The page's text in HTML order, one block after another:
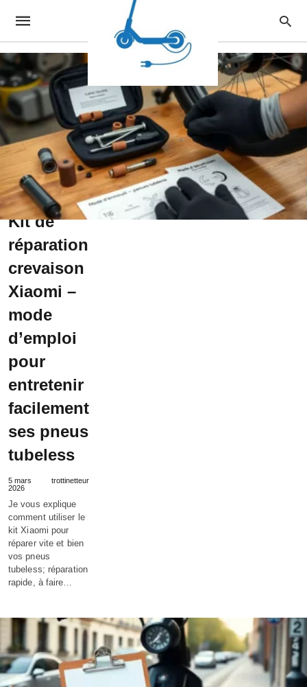
XIAOMI
Kit de
réparation
crevaison
Xiaomi –
mode
d’emploi
pour
entretenir
facilement
ses pneus
tubeless
5 mars
2026
trottinetteur
Je vous explique
comment utiliser le
kit Xiaomi pour
réparer vite et bien
vos pneus
tubeless; réparation
rapide, à faire…